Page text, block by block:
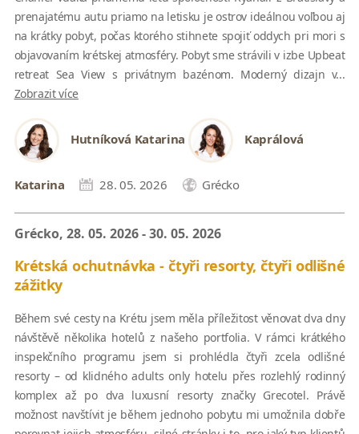
prenajatému autu priamo na letisku je ostrov ideálnou voľbou aj
na krátky pobyt, počas ktorého stihnete spojiť oddych pri mori s
objavovaním krétskej atmosféry. Pobyt sme strávili v izbe Upbeat
retreat Sea View s privátnym bazénom. Moderný dizajn v...
Zobrazit více
Hutníková Katarina Kaprálová
Katarina 28. 05. 2026 Grécko
Grécko, 28. 05. 2026 - 30. 05. 2026
Krétská ochutnávka - čtyři resorty, čtyři odlišné
zážitky
Během své cesty na Krétu jsem měla příležitost věnovat dva dny
návštěvě několika hotelů z našeho portfolia. V rámci krátkého
inspekčního programu jsem si prohlédla čtyři zcela odlišné
resorty – od klidného adults only hotelu přes rozlehlý rodinný
komplex až po dva luxusní resorty značky Grecotel. Právě
možnost navštívit je během jednoho pobytu mi umožnila dobře